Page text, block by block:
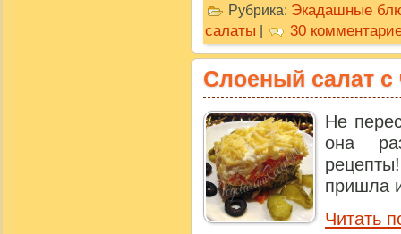
Рубрика: Экадашные
салаты
30
Слоеный салат с
Не
она
пришла
Читать